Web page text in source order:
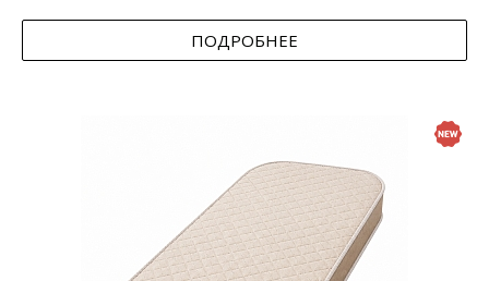
ПОДРОБНЕЕ